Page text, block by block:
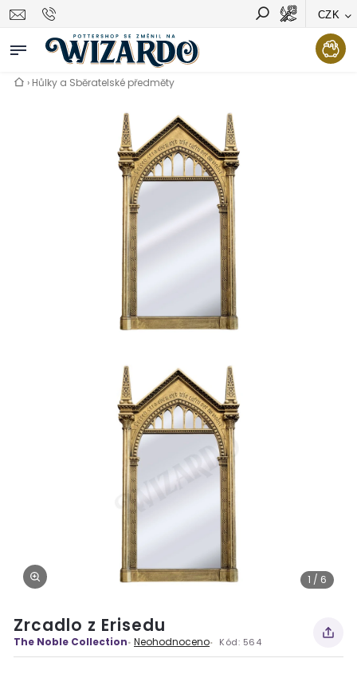
CZK
Vyhledávání Hledat
› Hůlky a Sběratelské předměty
1 / 6
Zrcadlo z Erisedu
The Noble Collection Neohodnoceno Kód: 564